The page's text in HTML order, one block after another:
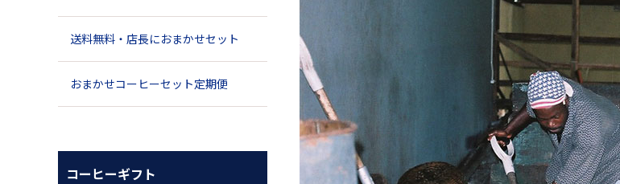
送料無料・店長におまかせセット
おまかせコーヒーセット定期便
コーヒーギフト